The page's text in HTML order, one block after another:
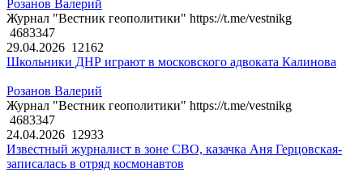
Розанов Валерий
Журнал "Вестник геополитики" https://t.me/vestnikg
4683347
29.04.2026 12162
Школьники ДНР играют в московского адвоката Калинова
Розанов Валерий
Журнал "Вестник геополитики" https://t.me/vestnikg
4683347
24.04.2026 12933
Известный журналист в зоне СВО, казачка Аня Герцовская-
записалась в отряд космонавтов